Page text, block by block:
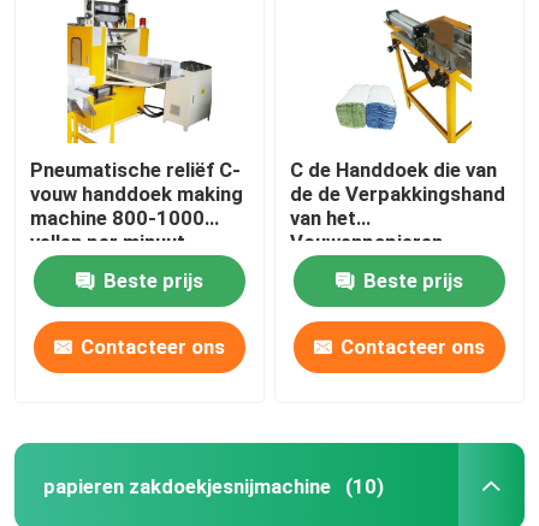
Pneumatische reliëf C-
vouw handdoek making
machine 800-1000
vellen per minuut
Beste prijs
Contacteer ons
C de Handdoek die van
de de Verpakkingshand
van het
Vouwenpapieren
zakdoekje Machine
0.5Mpa maken
Beste prijs
Contacteer ons
papieren zakdoekjesnijmachine (10)